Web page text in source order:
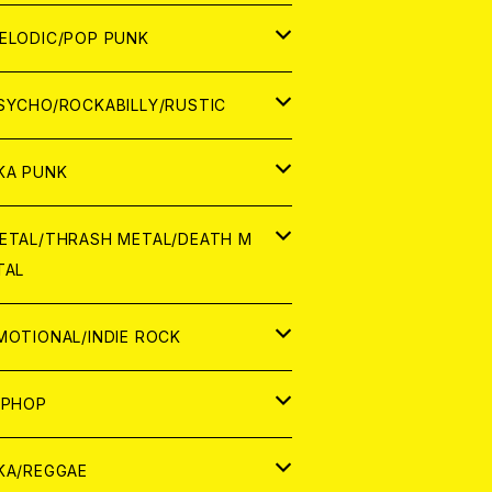
ログ
ログ
POP PUNK
ROCKABILLY/RUSTIC
PUNK
THRASH METAL/DEATH M
INDIE ROCK
REGGAE